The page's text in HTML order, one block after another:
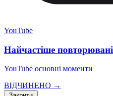
YouTube
Найчастіше повторювані
YouTube основні моменти
ВІДЧИНЕНО →